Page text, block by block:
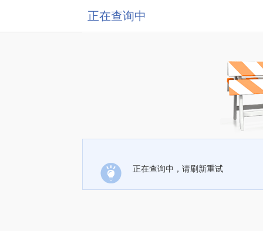
正在查询中
正在查询中，请刷新重试